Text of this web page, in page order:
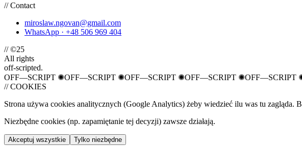
// Contact
miroslaw.ngovan@gmail.com
WhatsApp · +48 506 969 404
// ©25
All rights
off-scripted.
OFF—SCRIPT ✺OFF—SCRIPT ✺OFF—SCRIPT ✺OFF—SCRIPT ✺OFF—SCRIPT
// COOKIES
Strona używa cookies analitycznych (Google Analytics) żeby wiedzieć ilu was tu zagląda.
Niezbędne cookies (np. zapamiętanie tej decyzji) zawsze działają.
Akceptuj wszystkie Tylko niezbędne